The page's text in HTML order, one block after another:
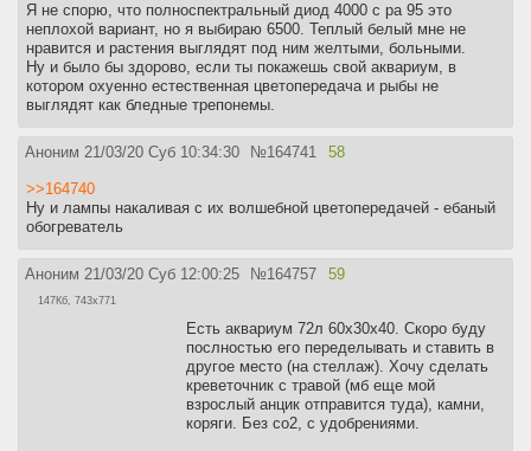
Я не спорю, что полноспектральный диод 4000 с ра 95 это
неплохой вариант, но я выбираю 6500. Теплый белый мне не
нравится и растения выглядят под ним желтыми, больными.
Ну и было бы здорово, если ты покажешь свой аквариум, в
котором охуенно естественная цветопередача и рыбы не
выглядят как бледные трепонемы.
Аноним 21/03/20 Суб 10:34:30 №164741 58
>>164740
Ну и лампы накаливая с их волшебной цветопередачей - ебаный
обогреватель
Аноним 21/03/20 Суб 12:00:25 №164757 59
147Кб, 743x771
Есть аквариум 72л 60х30х40. Скоро буду
послностью его переделывать и ставить в
другое место (на стеллаж). Хочу сделать
креветочник с травой (мб еще мой
взрослый анцик отправится туда), камни,
коряги. Без со2, с удобрениями.